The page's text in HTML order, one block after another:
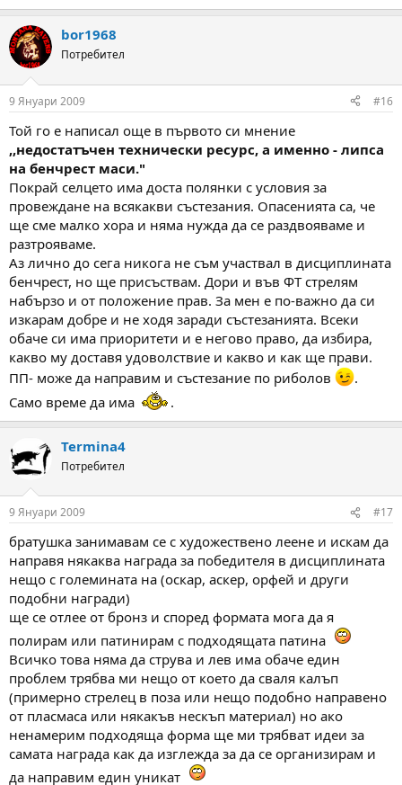
bor1968
Потребител
9 Януари 2009 #16
Той го е написал още в първото си мнение
,,недостатъчен технически ресурс, а именно - липса
на бенчрест маси."
Покрай селцето има доста полянки с условия за
провеждане на всякакви състезания. Опасенията са, че
ще сме малко хора и няма нужда да се раздвояваме и
разтрояваме.
Аз лично до сега никога не съм участвал в дисциплината
бенчрест, но ще присъствам. Дори и във ФТ стрелям
набързо и от положение прав. За мен е по-важно да си
изкарам добре и не ходя заради състезанията. Всеки
обаче си има приоритети и е негово право, да избира,
какво му доставя удоволствие и какво и как ще прави.
ПП- може да направим и състезание по риболов
.
Само време да има
.
Termina4
Потребител
9 Януари 2009 #17
братушка занимавам се с художествено леене и искам да
направя някаква награда за победителя в дисциплината
нещо с големината на (оскар, аскер, орфей и други
подобни награди)
ще се отлее от бронз и според формата мога да я
полирам или патинирам с подходящата патина
Всичко това няма да струва и лев има обаче един
проблем трябва ми нещо от което да сваля калъп
(примерно стрелец в поза или нещо подобно направено
от пласмаса или някакъв нескъп материал) но ако
ненамерим подходяща форма ще ми трябват идеи за
самата награда как да изглежда за да се организирам и
да направим един уникат